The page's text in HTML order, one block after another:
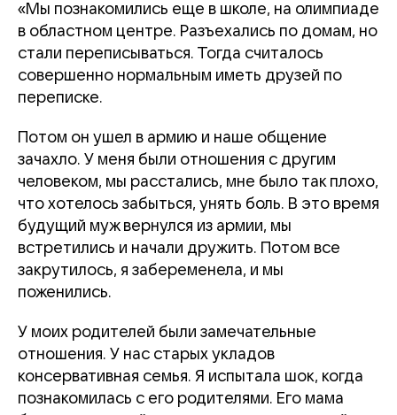
«Мы познакомились еще в школе, на олимпиаде
в областном центре. Разъехались по домам, но
стали переписываться. Тогда считалось
совершенно нормальным иметь друзей по
переписке.
Потом он ушел в армию и наше общение
зачахло. У меня были отношения с другим
человеком, мы расстались, мне было так плохо,
что хотелось забыться, унять боль. В это время
будущий муж вернулся из армии, мы
встретились и начали дружить. Потом все
закрутилось, я забеременела, и мы
поженились.
У моих родителей были замечательные
отношения. У нас старых укладов
консервативная семья. Я испытала шок, когда
познакомилась с его родителями. Его мама